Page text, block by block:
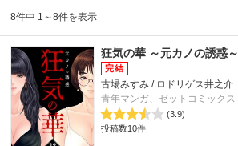
8件中 1～8件を表示
狂気の華 ～元カノの誘惑～
古場みすみ / ロドリゲス井之介
青年マンガ、ゼットコミックス
(3.9)
投稿数10件